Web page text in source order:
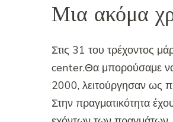
Μια ακόμα
Στις 31 του τρέχοντος
center.Θα μπορούσαμε να
2000, λειτούργησαν ως
Στην πραγματικότητα